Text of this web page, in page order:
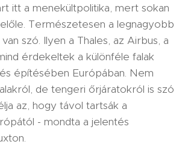
itt a menekültpolitika, mert sokan
Természetesen a legnagyobb
szó. Ilyen a Thales, az Airbus, a
érdekeltek a különféle falak
építésében Európában. Nem
de tengeri őrjáratokról is szó
az, hogy távol tartsák a
- mondta a jelentés